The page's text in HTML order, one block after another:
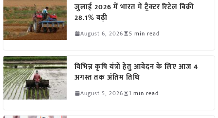
जुलाई 2026 में भारत में ट्रैक्टर रिटेल बिक्री
28.1% बढ़ी
August 6, 2026 5 min read
विभिन्न कृषि यंत्रों हेतु आवेदन के लिए आज 4
अगस्त तक अंतिम तिथि
August 5, 2026 1 min read